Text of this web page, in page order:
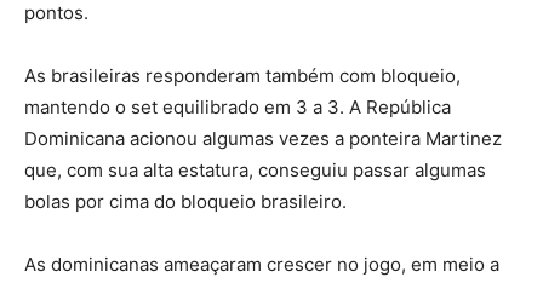
pontos.
As brasileiras responderam também com bloqueio,
mantendo o set equilibrado em 3 a 3. A República
Dominicana acionou algumas vezes a ponteira Martinez
que, com sua alta estatura, conseguiu passar algumas
bolas por cima do bloqueio brasileiro.
As dominicanas ameaçaram crescer no jogo, em meio a